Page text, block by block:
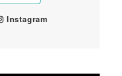
Instagram